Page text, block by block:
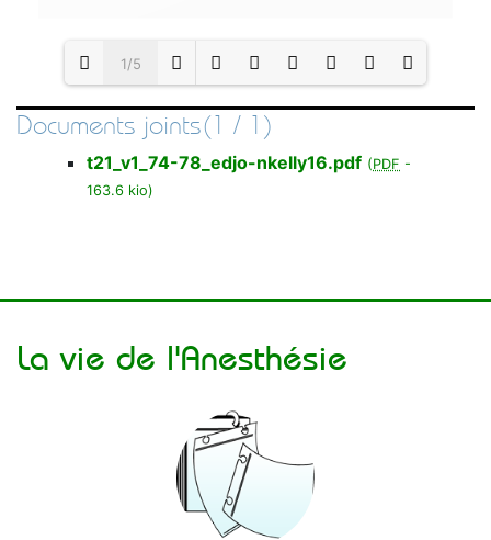
Loading PDF 100% ...
1/5
Documents joints(1 / 1)
t21_v1_74-78_edjo-nkelly16.pdf (PDF -
163.6 kio)
La vie de l'Anesthésie